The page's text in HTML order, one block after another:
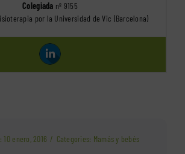
Colegiada nº 9155
por la Universidad de Vic (Barcelona)
10 enero, 2016 / Categories: Mamás y bebés